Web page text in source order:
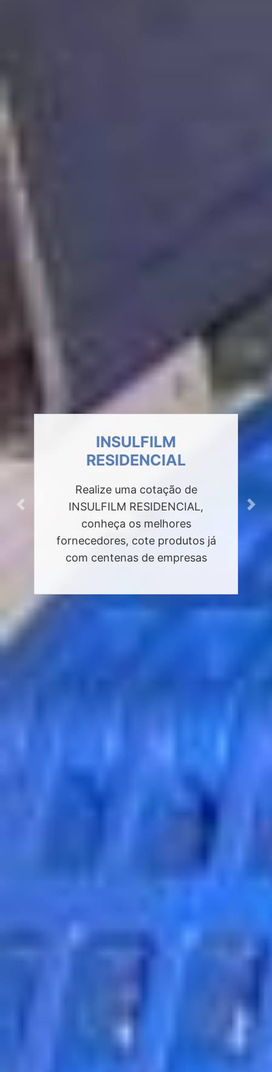
INSULFILM
RESIDENCIAL
Realize uma cotação de
INSULFILM RESIDENCIAL,
conheça os melhores
fornecedores, cote produtos já
com centenas de empresas
Previous Next